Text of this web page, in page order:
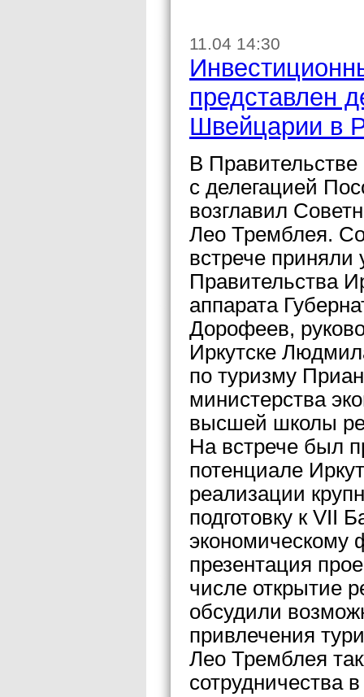
11.04 14:30
представлен
Швейцарии в
В Правительстве
с делегацией
возглавил
Лео Тремблея.
встрече приняли
Правительства
аппарата
Дорофеев,
Иркутске
по туризму
министерства
высшей школы
На встрече был
потенциале
реализации
подготовку к VII
экономическому
презентация
числе открытие
обсудили
привлечения
Лео Тремблея
сотрудничества